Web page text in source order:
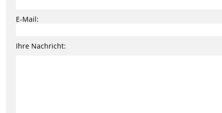
E-Mail:
Ihre Nachricht: